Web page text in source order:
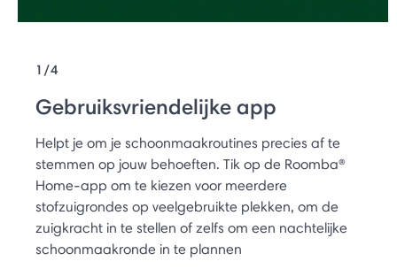
1/4
Gebruiksvriendelijke app
Helpt je om je schoonmaakroutines precies af te
stemmen op jouw behoeften. Tik op de Roomba®
Home-app om te kiezen voor meerdere
stofzuigrondes op veelgebruikte plekken, om de
zuigkracht in te stellen of zelfs om een nachtelijke
schoonmaakronde in te plannen